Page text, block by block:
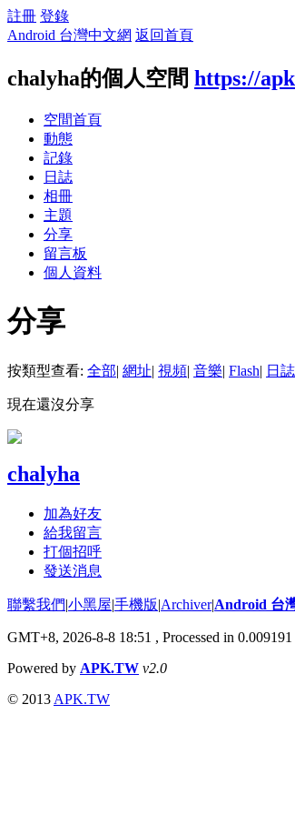
註冊 登錄
Android 台灣中文網 返回首頁
chalyha的個人空間 https://
空間首頁
動態
記錄
日誌
相冊
主題
分享
留言板
個人資料
分享
按類型查看: 全部| 網址| 視頻| 音樂| Flash| 日誌
現在還沒分享
chalyha
加為好友
給我留言
打個招呼
發送消息
聯繫我們|小黑屋|手機版|Archiver|Android 台
GMT+8, 2026-8-8 18:51 , Processed in
Powered by APK.TW v2.0
© 2013 APK.TW